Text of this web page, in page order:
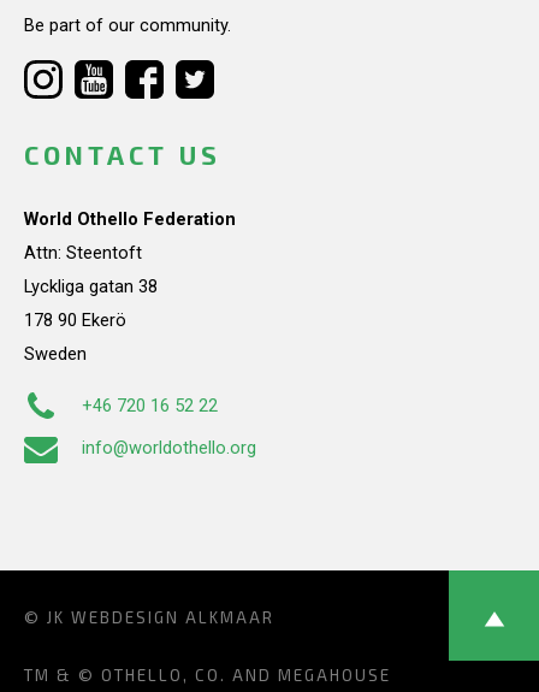
Be part of our community.
CONTACT US
World Othello Federation
Attn: Steentoft
Lyckliga gatan 38
178 90 Ekerö
Sweden
+46 720 16 52 22
info@worldothello.org
© JK WEBDESIGN ALKMAAR
TM & © OTHELLO, CO. AND MEGAHOUSE